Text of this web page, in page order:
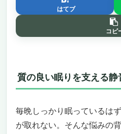
はてブ
コピ
質の良い眠りを支える
毎晩しっかり眠っているは
が取れない。そんな悩みの